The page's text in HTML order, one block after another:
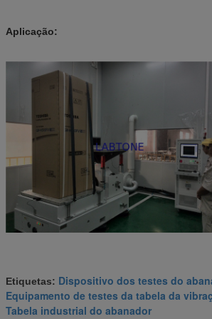
Aplicação:
Etiquetas: Dispositivo dos testes do
Equipamento de testes da tabela da
Tabela industrial do abanador